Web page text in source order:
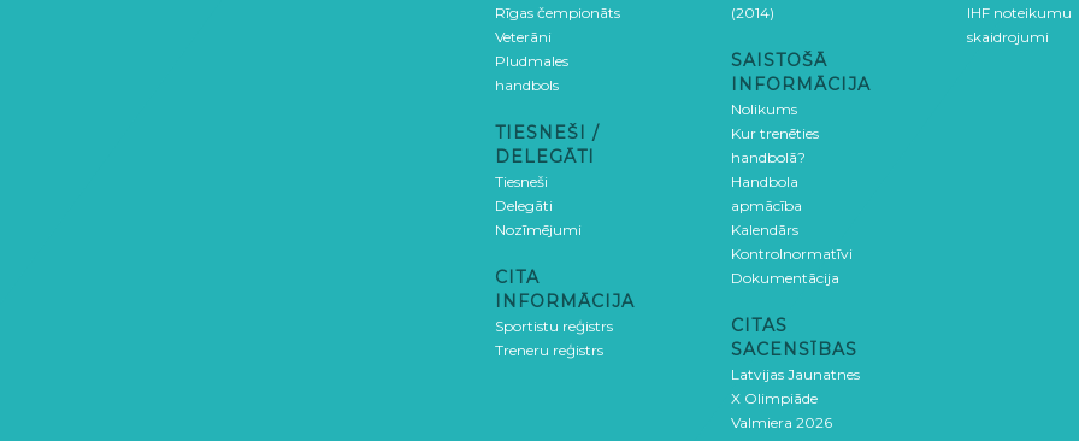
Rīgas čempionāts
Veterāni
Pludmales
handbols
TIESNEŠI /
DELEGĀTI
Tiesneši
Delegāti
Nozīmējumi
CITA
INFORMĀCIJA
Sportistu reģistrs
Treneru reģistrs
(2014)
SAISTOŠĀ
INFORMĀCIJA
Nolikums
Kur trenēties
handbolā?
Handbola
apmācība
Kalendārs
Kontrolnormatīvi
Dokumentācija
CITAS
SACENSĪBAS
Latvijas Jaunatnes
X Olimpiāde
Valmiera 2026
IHF noteikumu
skaidrojumi